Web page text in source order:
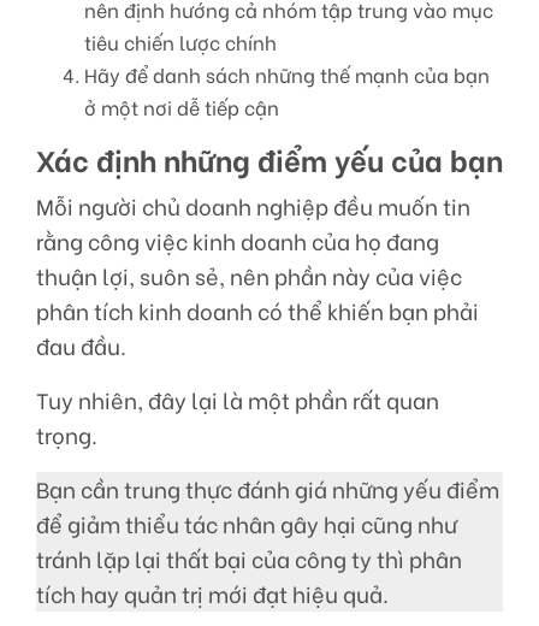
nên định hướng cả nhóm tập trung vào mục
tiêu chiến lược chính
Hãy để danh sách những thế mạnh của bạn
ở một nơi dễ tiếp cận
Xác định những điểm yếu của bạn
Mỗi người chủ doanh nghiệp đều muốn tin
rằng công việc kinh doanh của họ đang
thuận lợi, suôn sẻ, nên phần này của việc
phân tích kinh doanh có thể khiến bạn phải
đau đầu.
Tuy nhiên, đây lại là một phần rất quan
trọng.
Bạn cần trung thực đánh giá những yếu điểm
để giảm thiểu tác nhân gây hại cũng như
tránh lặp lại thất bại của công ty thì phân
tích hay quản trị mới đạt hiệu quả.